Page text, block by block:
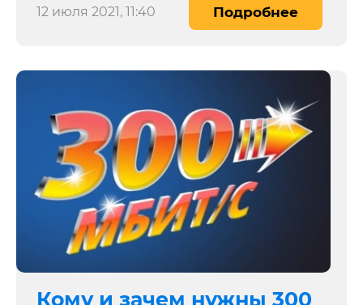
12 июля 2021, 11:40 Подробнее
Кому и зачем нужны 300